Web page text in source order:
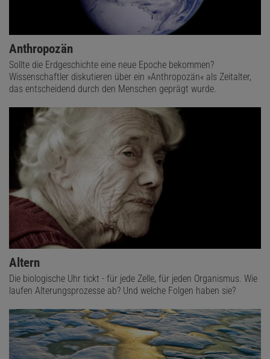
Anthropozän
Sollte die Erdgeschichte eine neue Epoche bekommen?
Wissenschaftler diskutieren über ein »Anthropozän« als Zeitalter,
das entscheidend durch den Menschen geprägt wurde.
Altern
Die biologische Uhr tickt - für jede Zelle, für jeden Organismus. Wie
laufen Alterungsprozesse ab? Und welche Folgen haben sie?